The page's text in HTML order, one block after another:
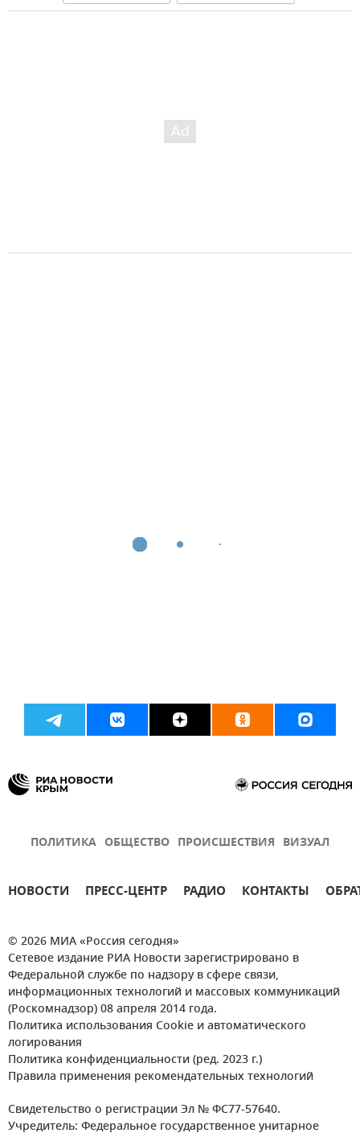
ПОЛИТИКА ОБЩЕСТВО ПРОИСШЕСТВИЯ ВИЗУАЛ
НОВОСТИ ПРЕСС-ЦЕНТР РАДИО КОНТАКТЫ
© 2026 МИА «Россия сегодня»
Сетевое издание РИА Новости зарегистрировано в
Федеральной службе по надзору в сфере связи,
информационных технологий и массовых коммуникаций
(Роскомнадзор) 08 апреля 2014 года.
Политика использования Cookie и автоматического
логирования
Политика конфиденциальности (ред. 2023 г.)
Правила применения рекомендательных технологий
Свидетельство о регистрации Эл № ФС77-57640.
Учредитель: Федеральное государственное унитарное